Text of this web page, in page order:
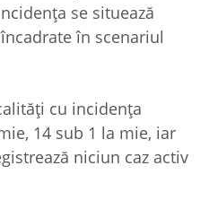
se situează
în scenariul
cu incidenţa
14 sub 1 la mie, iar
niciun caz activ